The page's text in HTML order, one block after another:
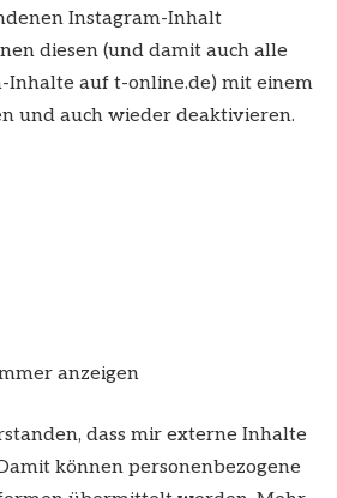
Instagram-Inhalt
diesen (und damit auch alle
-Inhalte auf t-online.de) mit einem
und auch wieder deaktivieren.
anzeigen
dass mir externe Inhalte
können personenbezogene